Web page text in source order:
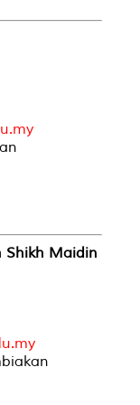
Shikh Maidin